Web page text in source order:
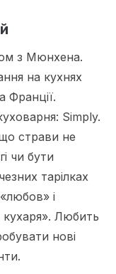
з Мюнхена.
на кухнях
Франції.
Simply.
страви не
чи бути
тарілках
і
кухаря». Любить
нові